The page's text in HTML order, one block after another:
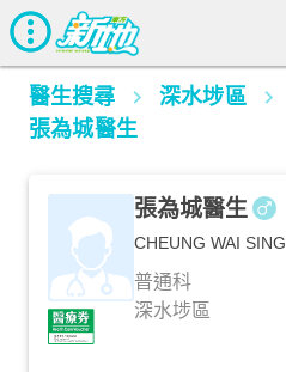
醫生搜尋 深水埗區
張為城醫生
張為城醫生
CHEUNG WAI SING
普通科
深水埗區